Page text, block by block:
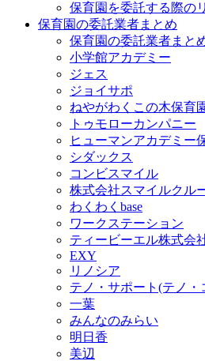
保育園を委託する際の
保育園の委託業者まとめ
保育園の委託業者まと
小学館アカデミー
ジェス
ジョイサポ
ねやがわくこの木保育
トゥモローカンパニー
ヒューマンアカデミー
シダックス
コンビスマイル
株式会社スマイルクル
わくわくbase
ワークステーション
ティービーエル株式会
EXY
リノシア
テノ・サポート(テノ
一葉
みんなのみらい
明日香
美辺